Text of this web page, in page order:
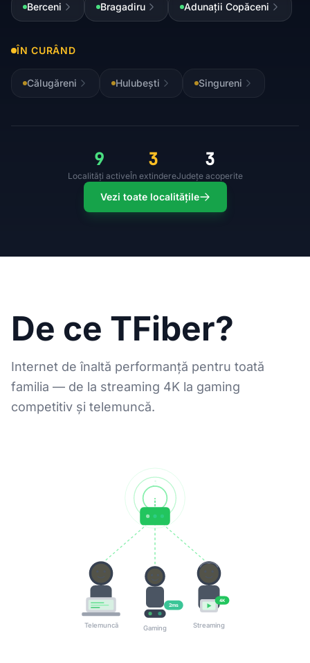
Berceni Bragadiru Adunații Copăceni
ÎN CURÂND
Călugăreni Hulubești Singureni
9
Localități active
3
În extindere
3
Județe acoperite
Vezi toate localitățile
De ce TFiber?
Internet de înaltă performanță pentru toată
familia — de la streaming 4K la gaming
competitiv și telemuncă.
Telemuncă
2ms
Gaming
4K
Streaming